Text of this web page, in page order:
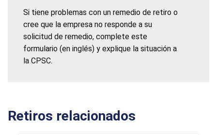
Si tiene problemas con un remedio de retiro o
cree que la empresa no responde a su
solicitud de remedio, complete este
formulario (en inglés) y explique la situación a
la CPSC.
Retiros relacionados